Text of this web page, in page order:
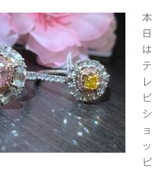
本
日
は
テ
レ
ビ
シ
ョ
ッ
ピ